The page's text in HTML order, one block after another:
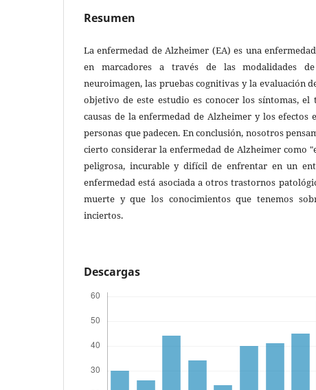
Resumen
La enfermedad de Alzheimer (EA) es una
en marcadores a través de las modalidades
neuroimagen, las pruebas cognitivas y la evaluación
objetivo de este estudio es conocer los síntomas,
causas de la enfermedad de Alzheimer y los efectos
personas que padecen. En conclusión, nosotros
cierto considerar la enfermedad de Alzheimer como
peligrosa, incurable y difícil de enfrentar en un
enfermedad está asociada a otros trastornos
muerte y que los conocimientos que tenemos
inciertos.
Descargas